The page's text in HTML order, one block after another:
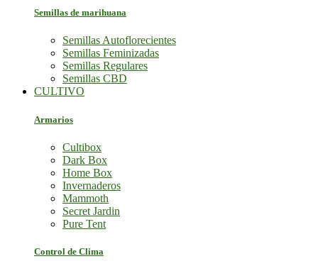
Semillas de marihuana
Semillas Autoflorecientes
Semillas Feminizadas
Semillas Regulares
Semillas CBD
CULTIVO
Armarios
Cultibox
Dark Box
Home Box
Invernaderos
Mammoth
Secret Jardin
Pure Tent
Control de Clima